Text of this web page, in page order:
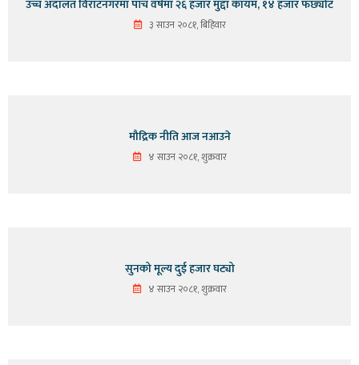
उच्च अदालत विराटनगरमा पाँच वर्षमा २६ हजार मुद्दा कायम, १४ हजार फर्छ्योट
३ साउन २०८१, बिहिवार
मौद्रिक नीति आज नआउने
४ साउन २०८१, शुक्रवार
सुनको मूल्य दुई हजार घट्यो
४ साउन २०८१, शुक्रवार